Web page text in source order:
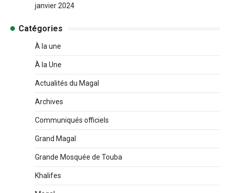
janvier 2024
Catégories
À la une
À la Une
Actualités du Magal
Archives
Communiqués officiels
Grand Magal
Grande Mosquée de Touba
Khalifes